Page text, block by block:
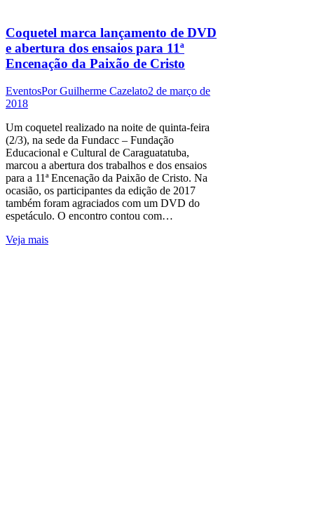
Coquetel marca lançamento de DVD
e abertura dos ensaios para 11ª
Encenação da Paixão de Cristo
EventosPorGuilherme Cazelato2 de março de
2018
Um coquetel realizado na noite de quinta-feira
(2/3), na sede da Fundacc – Fundação
Educacional e Cultural de Caraguatatuba,
marcou a abertura dos trabalhos e dos ensaios
para a 11ª Encenação da Paixão de Cristo. Na
ocasião, os participantes da edição de 2017
também foram agraciados com um DVD do
espetáculo. O encontro contou com…
Veja mais